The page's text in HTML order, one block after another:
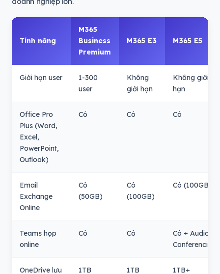
Tính năng
M365
Business
Premium
M365 E3 M365 E5
Giới hạn user
1-300
user
Không
giới hạn
Không giới
hạn
Office Pro
Plus (Word,
Excel,
PowerPoint,
Outlook)
Có Có Có
Email
Exchange
Online
Có
(50GB)
Có
(100GB)
Có (100GB)
Teams họp
online
Có Có
Có + Audio
Conferencing
OneDrive lưu
1TB 1TB
1TB+